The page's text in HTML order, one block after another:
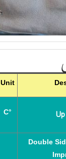
Unit
C°
Double